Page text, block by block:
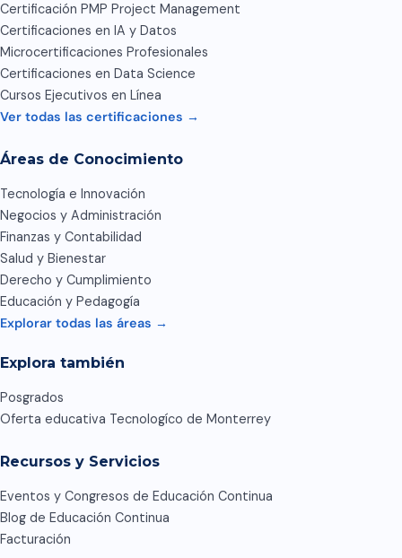
Certificación PMP Project Management
Certificaciones en IA y Datos
Microcertificaciones Profesionales
Certificaciones en Data Science
Cursos Ejecutivos en Línea
Ver todas las certificaciones →
Áreas de Conocimiento
Tecnología e Innovación
Negocios y Administración
Finanzas y Contabilidad
Salud y Bienestar
Derecho y Cumplimiento
Educación y Pedagogía
Explorar todas las áreas →
Explora también
Posgrados
Oferta educativa Tecnologíco de Monterrey
Recursos y Servicios
Eventos y Congresos de Educación Continua
Blog de Educación Continua
Facturación